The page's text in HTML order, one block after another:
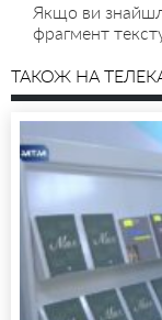
Якщо ви
фрагмент
ТАКОЖ НА